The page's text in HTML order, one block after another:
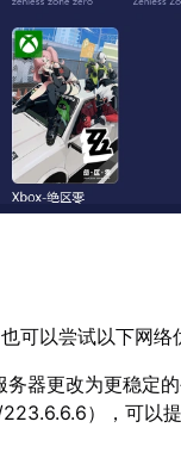
可以尝试以下网络
务器更改为更稳定
），可以提